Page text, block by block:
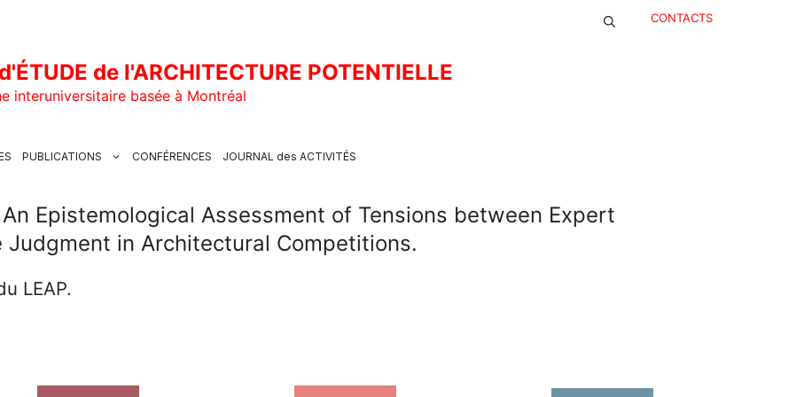
CONTACTS
de l'ARCHITECTURE POTENTIELLE
interuniversitaire basée à Montréal
PUBLICATIONS CONFÉRENCES JOURNAL des ACTIVITÉS
Epistemological Assessment of Tensions between Expert
Judgment in Architectural Competitions.
LEAP.